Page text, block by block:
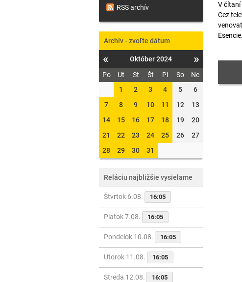
V čítaní
Cez
RSS archív
Archív - zvoľte dátum
« Október 2024 »
Po Ut St Št Pi So
Ne
1
2 3 4 5
6
7
8 9 10 11 12
13
14
15 16 17 18 19
20
21
22 23 24 25 26
27
28
29 30 31
Reláciu najbližšie vysielame
Štvrtok 6.08. 16:05
Piatok 7.08. 16:05
Pondelok 10.08. 16:05
Utorok 11.08. 16:05
Streda 12.08. 16:05